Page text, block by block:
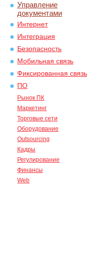
Управление
документами
Интернет
Интеграция
Безопасность
Мобильная связь
Фиксированная связь
ПО
Рынок ПК
Маркетинг
Торговые сети
Оборудование
Outsourcing
Кадры
Регулирование
Финансы
Web